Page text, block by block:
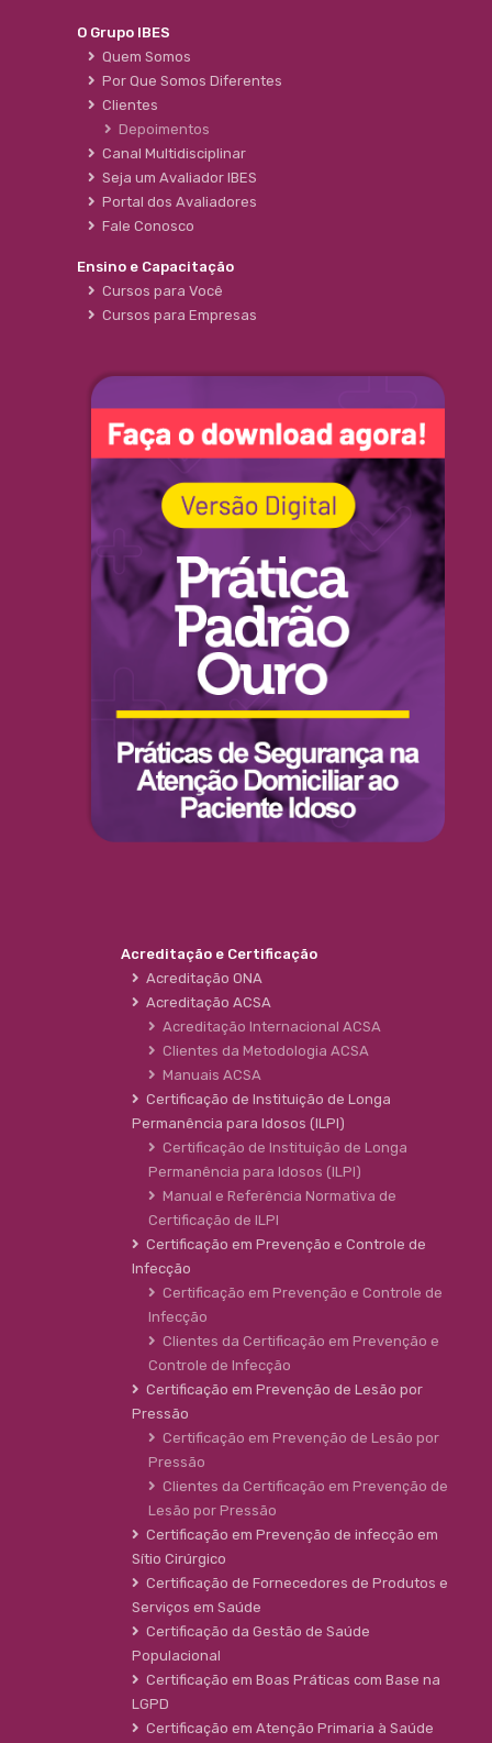
O Grupo IBES
Quem Somos
Por Que Somos Diferentes
Clientes
Depoimentos
Canal Multidisciplinar
Seja um Avaliador IBES
Portal dos Avaliadores
Fale Conosco
Ensino e Capacitação
Cursos para Você
Cursos para Empresas
Acreditação e Certificação
Acreditação ONA
Acreditação ACSA
Acreditação Internacional ACSA
Clientes da Metodologia ACSA
Manuais ACSA
Certificação de Instituição de Longa
Permanência para Idosos (ILPI)
Certificação de Instituição de Longa
Permanência para Idosos (ILPI)
Manual e Referência Normativa de
Certificação de ILPI
Certificação em Prevenção e Controle de
Infecção
Certificação em Prevenção e Controle de
Infecção
Clientes da Certificação em Prevenção e
Controle de Infecção
Certificação em Prevenção de Lesão por
Pressão
Certificação em Prevenção de Lesão por
Pressão
Clientes da Certificação em Prevenção de
Lesão por Pressão
Certificação em Prevenção de infecção em
Sítio Cirúrgico
Certificação de Fornecedores de Produtos e
Serviços em Saúde
Certificação da Gestão de Saúde
Populacional
Certificação em Boas Práticas com Base na
LGPD
Certificação em Atenção Primaria à Saúde